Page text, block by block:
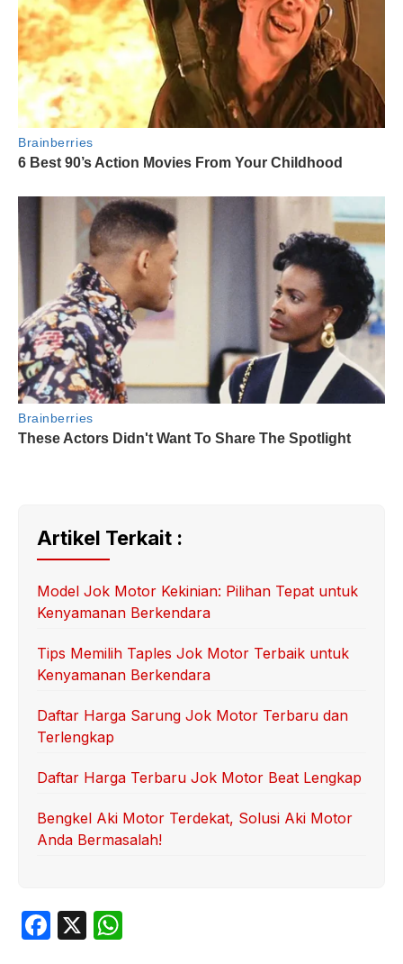
Artikel Terkait :
Model Jok Motor Kekinian: Pilihan Tepat untuk
Kenyamanan Berkendara
Tips Memilih Taples Jok Motor Terbaik untuk
Kenyamanan Berkendara
Daftar Harga Sarung Jok Motor Terbaru dan
Terlengkap
Daftar Harga Terbaru Jok Motor Beat Lengkap
Bengkel Aki Motor Terdekat, Solusi Aki Motor
Anda Bermasalah!
F
X